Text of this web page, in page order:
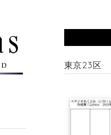
東京23区